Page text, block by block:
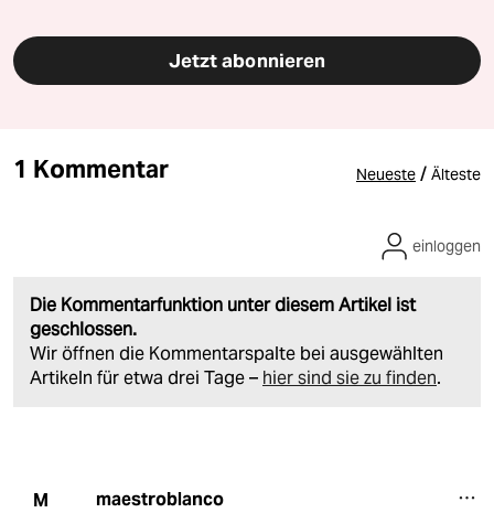
Jetzt abonnieren
1 Kommentar Neueste / Älteste
Die Kommentarfunktion unter diesem Artikel ist
geschlossen.
Wir öffnen die Kommentarspalte bei ausgewählten
Artikeln für etwa drei Tage – hier sind sie zu finden.
einloggen
M maestroblanco